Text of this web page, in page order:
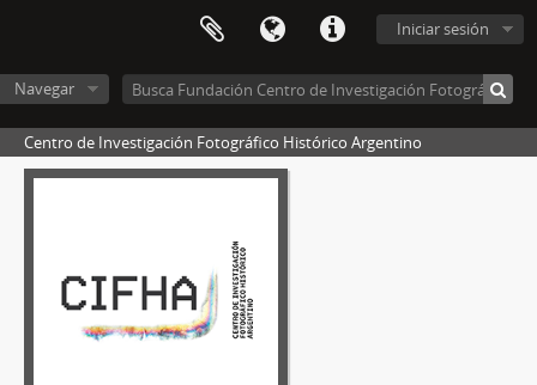
Iniciar sesión
Navegar
Centro de Investigación Fotográfico Histórico Argentino